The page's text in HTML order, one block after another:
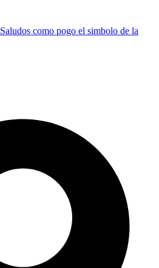
Saludos como pogo el simbolo de la